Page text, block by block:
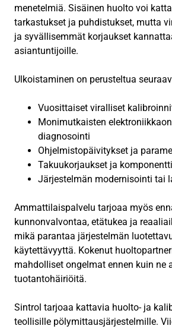
menetelmiä. Sisäinen huolto voi
tarkastukset ja puhdistukset, mutta
ja syvällisemmät korjaukset
asiantuntijoille.
Ulkoistaminen on perusteltua
Vuosittaiset viralliset
Monimutkaisten
diagnosointi
Ohjelmistopäivitykset ja
Takuukorjaukset ja
Järjestelmän modernisointi tai
Ammattilaispalvelu tarjoaa myös
kunnonvalvontaa, etätukea ja
mikä parantaa järjestelmän
käytettävyyttä. Kokenut
mahdolliset ongelmat ennen kuin ne
tuotantohäiriöitä.
Sintrol tarjoaa kattavia huolto- ja
teollisille pölymittausjärjestelmille.